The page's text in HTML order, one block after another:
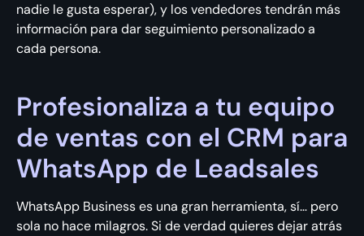
nadie le gusta esperar), y los vendedores tendrán más
información para dar seguimiento personalizado a
cada persona.
Profesionaliza a tu equipo
de ventas con el CRM para
WhatsApp de Leadsales
WhatsApp Business es una gran herramienta, sí… pero
sola no hace milagros. Si de verdad quieres dejar atrás